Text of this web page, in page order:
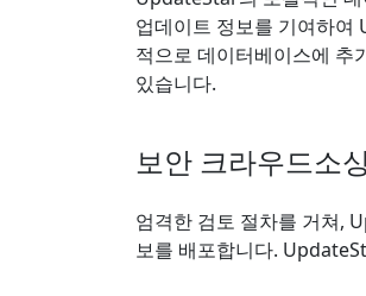
업데이트 정보를 기여하여
적으로 데이터베이스에 추
있습니다.
보안 크라우드소싱
엄격한 검토 절차를 거쳐,
보를 배포합니다.